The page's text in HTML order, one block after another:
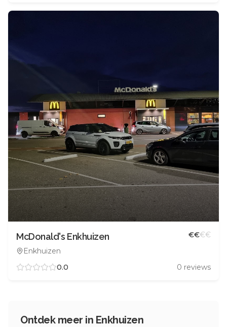
McDonald's Enkhuizen
Enkhuizen
€€€€
0.0 0 reviews
Ontdek meer in Enkhuizen